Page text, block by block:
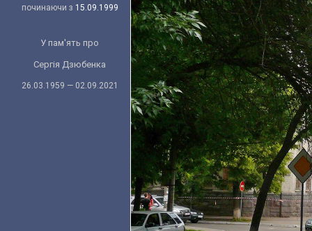
починаючи з 15.09.1999
У пам'ять про
Сергія Дзюбенка
26.03.1959 — 02.09.2021